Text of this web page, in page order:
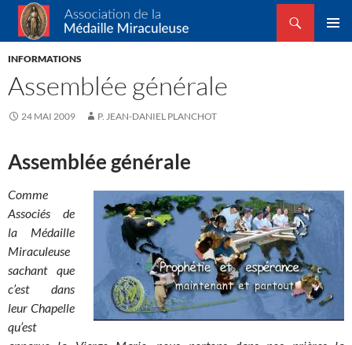
Association de la Médaille Miraculeuse
Recherche
ALLER
INFORMATIONS
Assemblée générale
24 MAI 2009 P. JEAN-DANIEL PLANCHOT
Assemblée générale
Comme
Associés de
la Médaille
Miraculeuse
sachant que
c’est dans
leur Chapelle
qu’est